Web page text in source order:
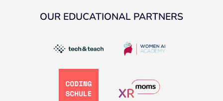
OUR EDUCATIONAL PARTNERS